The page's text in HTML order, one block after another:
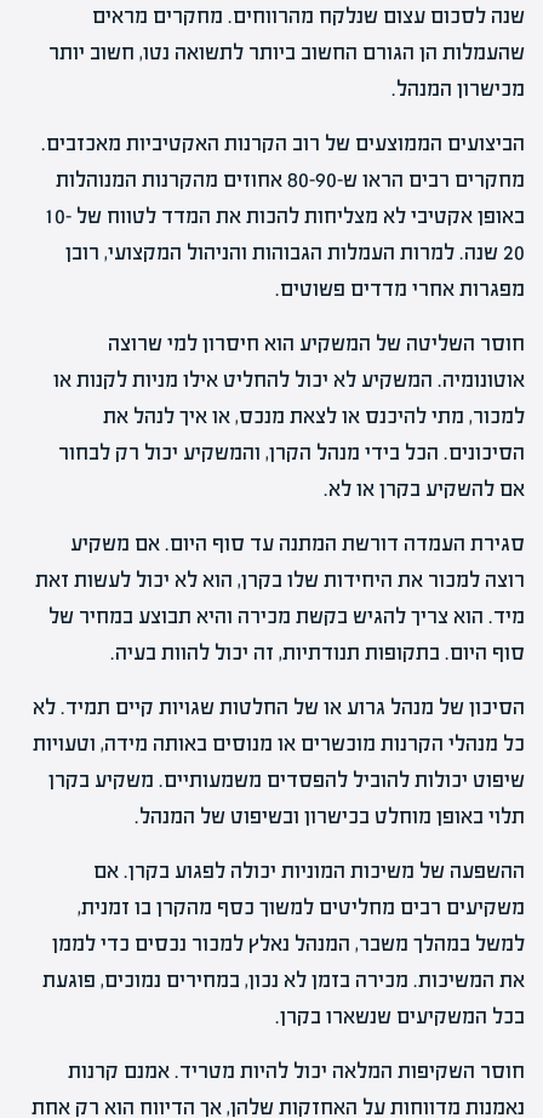
שנה לסכום עצום שנלקח מהרווחים. מחקרים מראים
שהעמלות הן הגורם החשוב ביותר לתשואה נטו, חשוב יותר
מכישרון המנהל.
הביצועים הממוצעים של רוב הקרנות האקטיביות מאכזבים.
מחקרים רבים הראו ש-80-90 אחוזים מהקרנות המנוהלות
באופן אקטיבי לא מצליחות להכות את המדד לטווח של 10-
20 שנה. למרות העמלות הגבוהות והניהול המקצועי, רובן
מפגרות אחרי מדדים פשוטים.
חוסר השליטה של המשקיע הוא חיסרון למי שרוצה
אוטונומיה. המשקיע לא יכול להחליט אילו מניות לקנות או
למכור, מתי להיכנס או לצאת מנכס, או איך לנהל את
הסיכונים. הכל בידי מנהל הקרן, והמשקיע יכול רק לבחור
אם להשקיע בקרן או לא.
סגירת העמדה דורשת המתנה עד סוף היום. אם משקיע
רוצה למכור את היחידות שלו בקרן, הוא לא יכול לעשות זאת
מיד. הוא צריך להגיש בקשת מכירה והיא תבוצע במחיר של
סוף היום. בתקופות תנודתיות, זה יכול להוות בעיה.
הסיכון של מנהל גרוע או של החלטות שגויות קיים תמיד. לא
כל מנהלי הקרנות מוכשרים או מנוסים באותה מידה, וטעויות
שיפוט יכולות להוביל להפסדים משמעותיים. משקיע בקרן
תלוי באופן מוחלט בכישרון ובשיפוט של המנהל.
ההשפעה של משיכות המוניות יכולה לפגוע בקרן. אם
משקיעים רבים מחליטים למשוך כסף מהקרן בו זמנית,
למשל במהלך משבר, המנהל נאלץ למכור נכסים כדי לממן
את המשיכות. מכירה בזמן לא נכון, במחירים נמוכים, פוגעת
בכל המשקיעים שנשארו בקרן.
חוסר השקיפות המלאה יכול להיות מטריד. אמנם קרנות
נאמנות מדווחות על האחזקות שלהן, אך הדיווח הוא רק אחת